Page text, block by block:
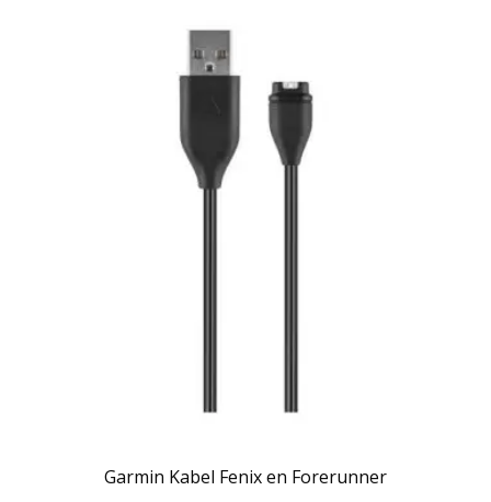
Garmin Kabel Fenix en Forerunner